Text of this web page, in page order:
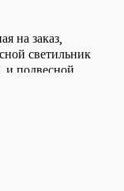
на заказ,
светильник
и подвесной